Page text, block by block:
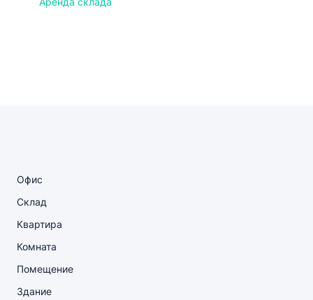
Офис
Склад
Квартира
Комната
Помещение
Здание